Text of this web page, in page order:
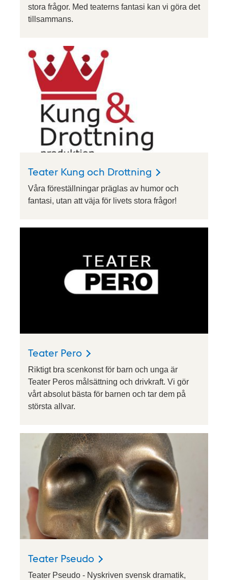
stora frågor. Med teaterns fantasi kan vi göra det
tillsammans.
Teater Kung och Drottning
Våra föreställningar präglas av humor och
fantasi, utan att väja för livets stora frågor!
Teater Pero
Riktigt bra scenkonst för barn och unga är
Teater Peros målsättning och drivkraft. Vi gör
vårt absolut bästa för barnen och tar dem på
största allvar.
Teater Pseudo
Teater Pseudo - Nyskriven svensk dramatik,